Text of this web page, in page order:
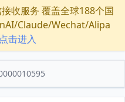
收服务 覆盖全球188个国
Claude/Wechat/Alipa
点击进入